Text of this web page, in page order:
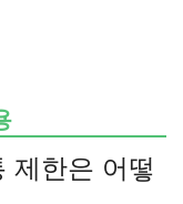
제한은 어떻